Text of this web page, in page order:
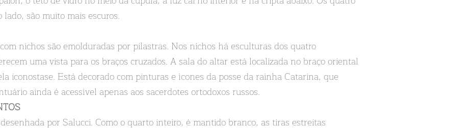
são muito mais escuros.
nichos são emolduradas por pilastras. Nos nichos há esculturas dos quatro
uma vista para os braços cruzados. A sala do altar está localizada no braço oriental
iconostase. Está decorado com pinturas e ícones da posse da rainha Catarina, que
ainda é acessível apenas aos sacerdotes ortodoxos russos.
por Salucci. Como o quarto inteiro, é mantido branco, as tiras estreitas